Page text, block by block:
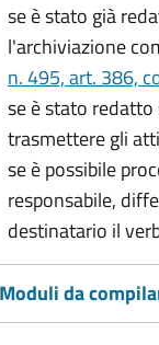
se è stato già
l'archiviazione
n. 495, art. 386,
se è stato
trasmettere gli
se è possibile
responsabile,
destinatario il
Moduli da